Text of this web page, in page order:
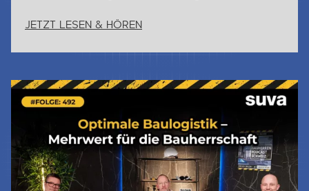
JETZT LESEN & HÖREN
Jetzt Lesen & Hören